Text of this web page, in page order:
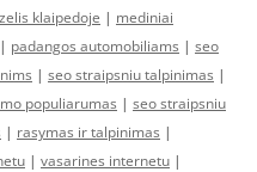
klaipedoje | mediniai
| padangos automobiliams | seo
| seo straipsniu talpinimas |
populiarumas | seo straipsniu
| rasymas ir talpinimas |
| vasarines internetu |